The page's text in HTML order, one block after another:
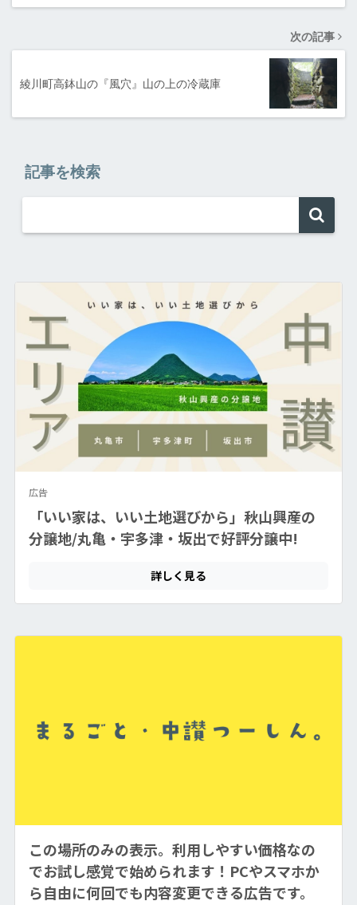
次の記事
綾川町高鉢山の『風穴』山の上の冷蔵庫
記事を検索